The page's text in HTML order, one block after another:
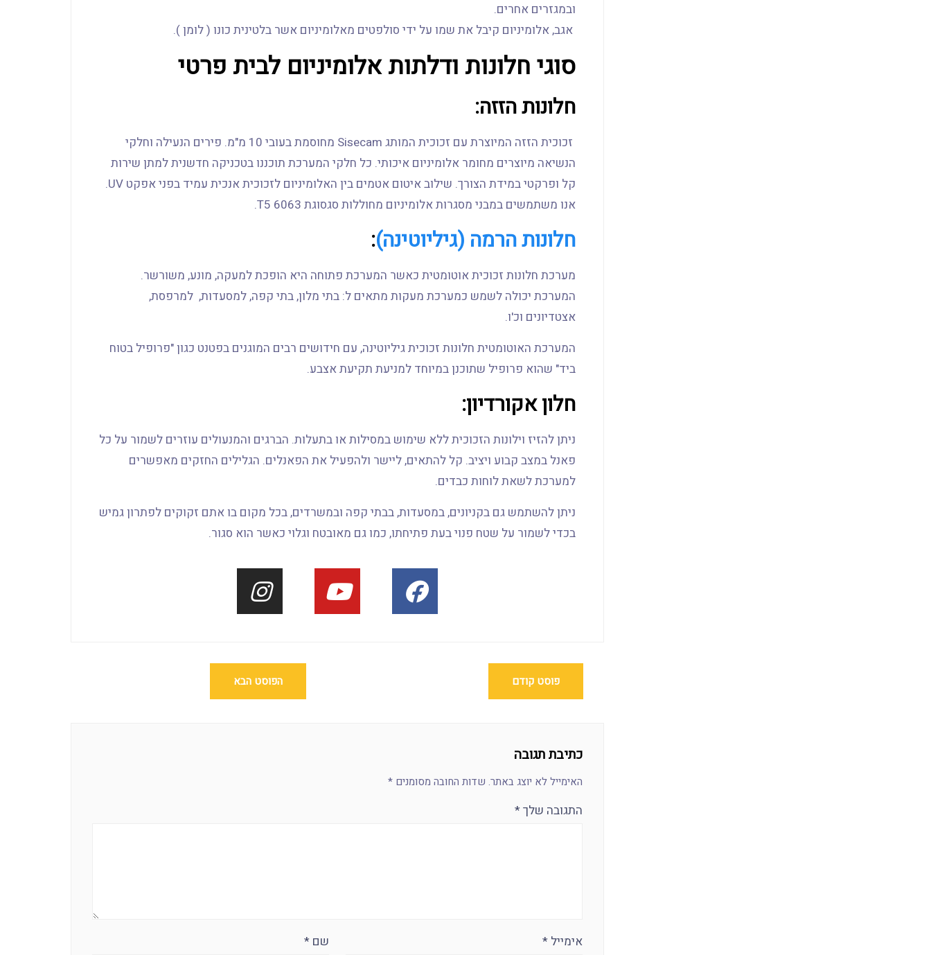
ובמגזרים אחרים.
אגב, אלומיניום קיבל את שמו על ידי סולפטים מאלומיניום אשר בלטינית כונו ( לומן ).
סוגי חלונות ודלתות אלומיניום לבית פרטי
חלונות הזזה:
זכוכית הזזה המיוצרת עם זכוכית המותג Sisecam מחוסמת בעובי 10 מ"מ. פירים הנעילה וחלקי
הנשיאה מיוצרים מחומר אלומיניום איכותי. כל חלקי המערכת תוכננו בטכניקה חדשנית למתן שירות
קל ופרקטי במידת הצורך. שילוב איטום אטמים בין האלומיניום לזכוכית אנכית עמיד בפני אפקט UV.
אנו משתמשים במבני מסגרות אלומיניום מחוללות סגסוגת T5 6063.
חלונות הרמה (גיליוטינה):
מערכת חלונות זכוכית אוטומטית כאשר המערכת פתוחה היא הופכת למעקה, מונע, משורשר.
המערכת יכולה לשמש כמערכת מעקות מתאים ל: בתי מלון, בתי קפה, למסעדות, למרפסת,
אצטדיונים וכ'ו.
המערכת האוטומטית חלונות זכוכית גיליוטינה, עם חידושים רבים המוגנים בפטנט כגון "פרופיל בטוח
ביד" שהוא פרופיל שתוכנן במיוחד למניעת תקיעת אצבע.
חלון אקורדיון:
ניתן להזיז וילונות הזכוכית ללא שימוש במסילות או בתעלות. הברגים והמנעולים עוזרים לשמור על כל
פאנל במצב קבוע ויציב. קל להתאים, ליישר ולהפעיל את הפאנלים. הגלילים החזקים מאפשרים
למערכת לשאת לוחות כבדים.
ניתן להשתמש גם בקניונים, במסעדות, בבתי קפה ובמשרדים, בכל מקום בו אתם זקוקים לפתרון גמיש
בכדי לשמור על שטח פנוי בעת פתיחתו, כמו גם מאובטח וגלוי כאשר הוא סגור.
פוסט קודם הפוסט הבא
כתיבת תגובה
האימייל לא יוצג באתר. שדות החובה מסומנים *
התגובה שלך*
שם * אימייל *